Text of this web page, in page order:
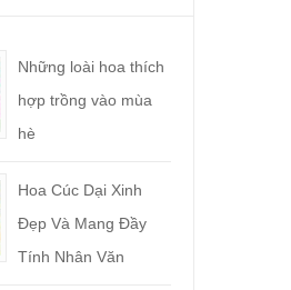
Những loài hoa thích
hợp trồng vào mùa
hè
Hoa Cúc Dại Xinh
Đẹp Và Mang Đầy
Tính Nhân Văn